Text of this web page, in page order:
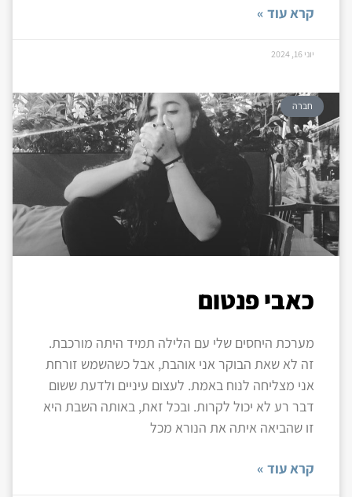
קרא עוד »
יוני 16, 2024
חברה
כאבי פנטום
מערכת היחסים שלי עם הלילה תמיד היתה מורכבת.
זה לא שאת הבוקר אני אוהבת, אבל כשהשמש זורחת
אני מצליחה לנוח באמת. לעצום עיניים ולדעת ששום
דבר רע לא יכול לקרות. ובכל זאת, באותה השבת היא
זו שהביאה איתה את הנורא מכל
קרא עוד »